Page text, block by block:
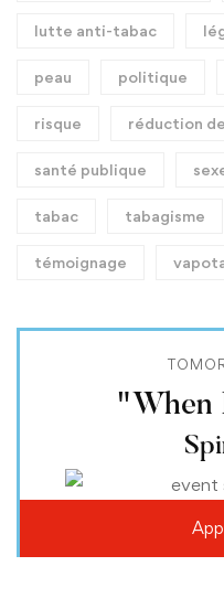
lutte anti-tabac
peau politique
risque réduction
santé publique
tabac tabagisme
témoignage
"When